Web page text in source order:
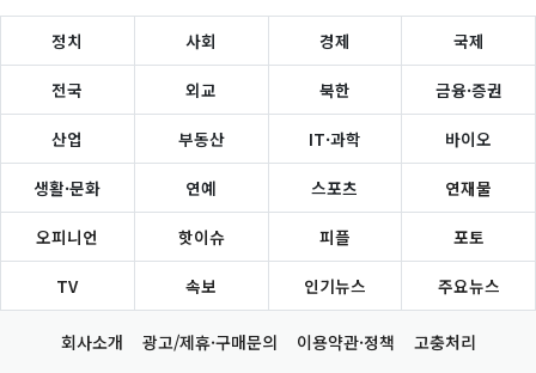
정치 사회 경제 국제
전국 외교 북한 금융·증권
산업 부동산 IT·과학 바이오
생활·문화 연예 스포츠 연재물
오피니언 핫이슈 피플 포토
TV 속보 인기뉴스 주요뉴스
회사소개 광고/제휴·구매문의 이용약관·정책 고충처리